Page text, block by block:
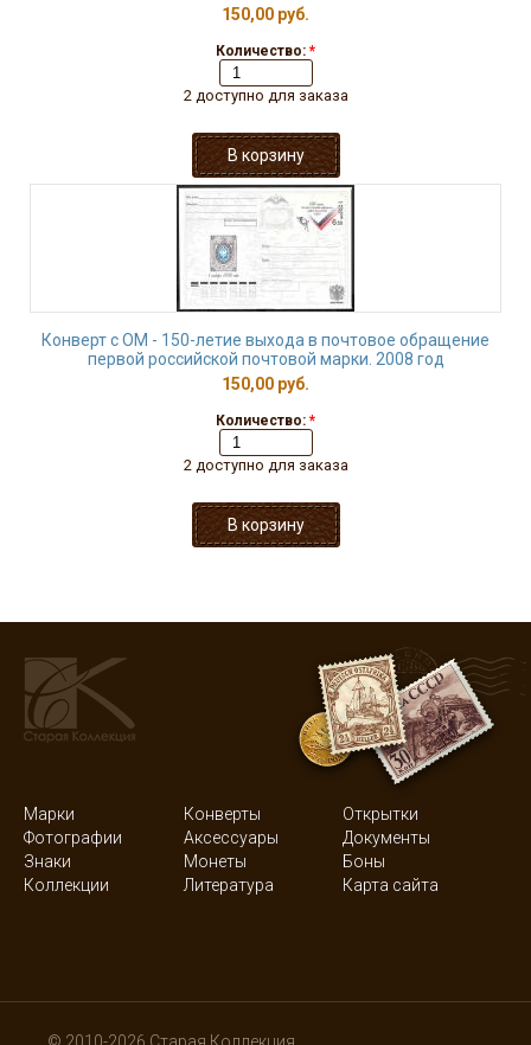
150,00 руб.
Количество: *
2 доступно для заказа
Конверт с ОМ - 150-летие выхода в почтовое обращение
первой российской почтовой марки. 2008 год
150,00 руб.
Количество: *
2 доступно для заказа
Марки Конверты
Открытки
Фотографии
Аксессуары
Документы
Знаки
Монеты
Боны
Коллекции
Литература Карта сайта